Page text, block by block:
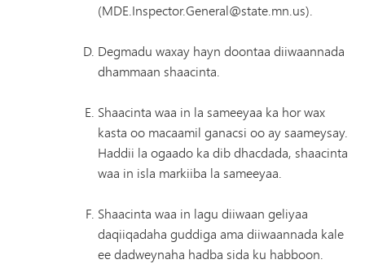
(MDE.Inspector.General@state.mn.us).
Degmadu waxay hayn doontaa diiwaannada
dhammaan shaacinta.
Shaacinta waa in la sameeyaa ka hor wax
kasta oo macaamil ganacsi oo ay saameysay.
Haddii la ogaado ka dib dhacdada, shaacinta
waa in isla markiiba la sameeyaa.
Shaacinta waa in lagu diiwaan geliyaa
daqiiqadaha guddiga ama diiwaannada kale
ee dadweynaha hadba sida ku habboon.